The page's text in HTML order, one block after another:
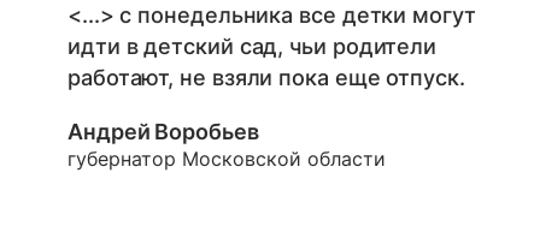
<...> с понедельника все детки могут
идти в детский сад, чьи родители
работают, не взяли пока еще отпуск.
Андрей Воробьев
губернатор Московской области